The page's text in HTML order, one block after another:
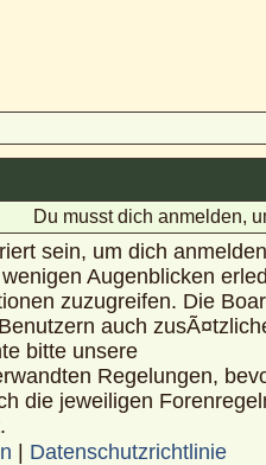
Du musst dich anmelden,
sein, um dich
Augenblicken
zuzugreifen. Die
auch
bitte unsere
Regelungen,
die jeweiligen
| Datenschutzrichtlinie